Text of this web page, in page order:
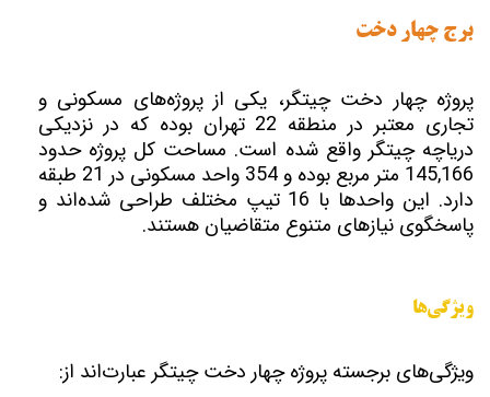
برج چهار دخت
پروژه چهار دخت چیتگر، یکی از پروژه‌های مسکونی و
تجاری معتبر در منطقه 22 تهران بوده که در نزدیکی
دریاچه چیتگر واقع شده است. مساحت کل پروژه حدود
145,166 متر مربع بوده و 354 واحد مسکونی در 21 طبقه
دارد. این واحدها با 16 تیپ مختلف طراحی شده‌اند و
پاسخگوی نیازهای متنوع متقاضیان هستند.
ویژگی‌ها
ویژگی‌های برجسته پروژه چهار دخت چیتگر عبارت‌اند از: